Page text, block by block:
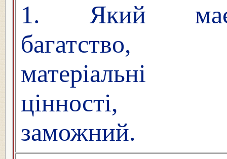
1. Який
багатство,
матеріальні
цінності,
заможний.